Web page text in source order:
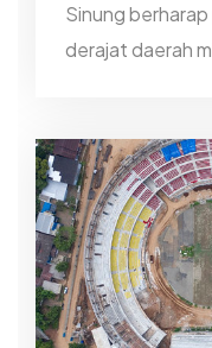
Sinung
derajat daerah